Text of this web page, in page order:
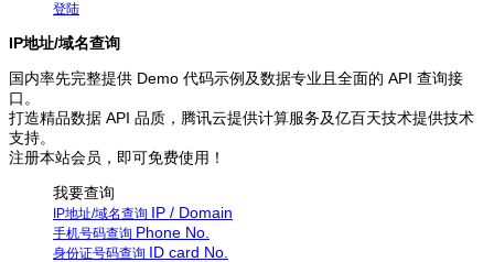
登陆
IP地址/域名查询
国内率先完整提供 Demo 代码示例及数据专业且全面的 API 查询接
口。
打造精品数据 API 品质，腾讯云提供计算服务及亿百天技术提供技术
支持。
注册本站会员，即可免费使用！
我要查询
IP地址/域名查询 IP / Domain
手机号码查询 Phone No.
身份证号码查询 ID card No.